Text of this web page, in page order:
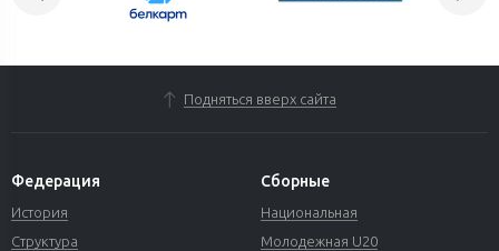
Подняться вверх сайта
Федерация
История
Структура
Сборные
Национальная
Молодежная U20